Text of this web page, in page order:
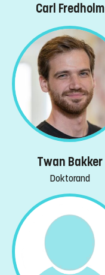
Carl Fredholm
Twan Bakker
Doktorand